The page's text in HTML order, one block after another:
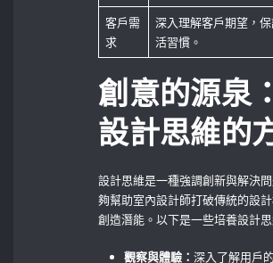
客戶需
求
深入理解客戶期望，
活習慣。
創意的源泉
設計思維的
設計思維是一種強調創新與解決
夠幫助室內設計師打破傳統的設
創造潛能。以下是一些培養設計思
觀察與體驗：深入了解用戶